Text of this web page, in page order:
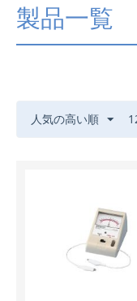
製品一覧
人気の高い順